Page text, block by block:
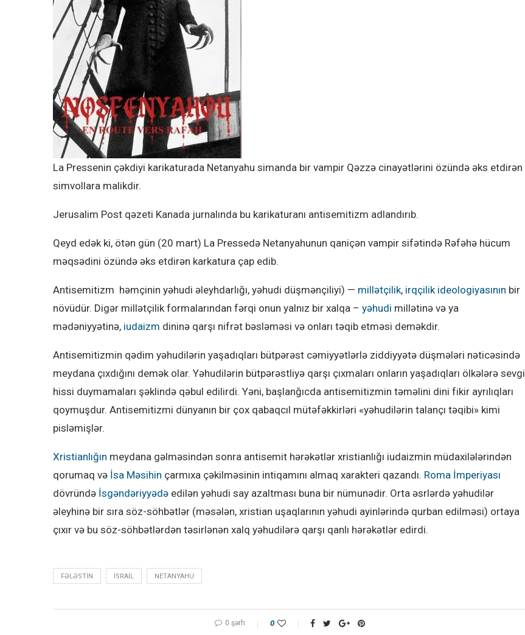
La Pressenin çəkdiyi karikaturada Netanyahu simanda bir vampir Qəzzə cinayətlərini özündə əks etdirən
simvollara malikdir.
Jerusalim Post qəzeti Kanada jurnalında bu karikaturanı antisemitizm adlandırıb.
Qeyd edək ki, ötən gün (20 mart) La Pressedə Netanyahunun qaniçən vampir sifətində Rəfəhə hücum
məqsədini özündə əks etdirən karkatura çap edib.
Antisemitizm həmçinin yəhudi əleyhdarlığı, yəhudi düşmənçiliyi) — millətçilik, irqçilik ideologiyasının bir
növüdür. Digər millətçilik formalarından fərqi onun yalnız bir xalqa – yəhudi millətinə və ya
mədəniyyətinə, iudaizm dininə qarşı nifrət bəsləməsi və onları təqib etməsi deməkdir.
Antisemitizmin qədim yəhudilərin yaşadıqları bütpərəst cəmiyyətlərlə ziddiyyətə düşmələri nəticəsində
meydana çıxdığını demək olar. Yəhudilərin bütpərəstliyə qarşı çıxmaları onların yaşadıqları ölkələrə sevgi
hissi duymamaları şəklində qəbul edilirdi. Yəni, başlanğıcda antisemitizmin təməlini dini fikir ayrılıqları
qoymuşdur. Antisemitizmi dünyanın bir çox qabaqcıl mütəfəkkirləri «yəhudilərin talançı təqibi» kimi
pisləmişlər.
Xristianlığın meydana gəlməsindən sonra antisemit hərəkətlər xristianlığı iudaizmin müdaxilələrindən
qorumaq və İsa Məsihin çarmıxa çəkilməsinin intiqamını almaq xarakteri qazandı. Roma İmperiyası
dövründə İsgəndəriyyədə edilən yəhudi say azaltması buna bir nümunədir. Orta əsrlərdə yəhudilər
əleyhinə bir sıra söz-söhbətlər (məsələn, xristian uşaqlarının yəhudi ayinlərində qurban edilməsi) ortaya
çıxır və bu söz-söhbətlərdən təsirlənən xalq yəhudilərə qarşı qanlı hərəkətlər edirdi.
FƏLƏSTIN ISRAIL NETANYAHU
0 şərh 0